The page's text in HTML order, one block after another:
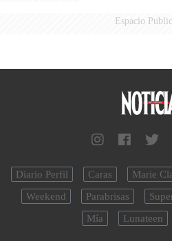
Espacio
Diario Perfil Caras Marie
Weekend
Parabrisas
Mía
Lunateen